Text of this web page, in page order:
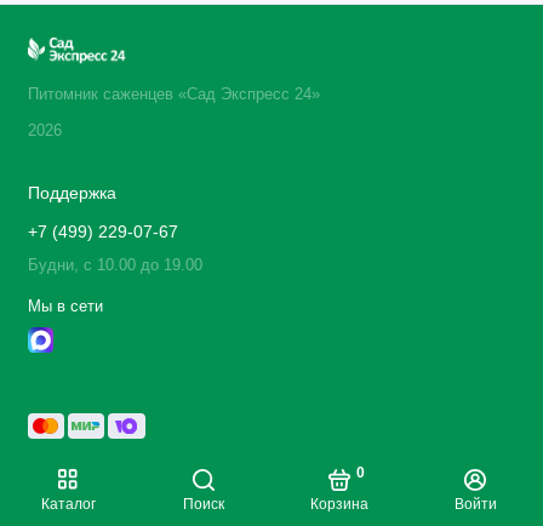
Каталог Поиск Корзина
0
Войти
Питомник саженцев «Сад Экспресс 24»
2026
Поддержка
+7 (499) 229-07-67
Будни, с 10.00 до 19.00
Мы в сети